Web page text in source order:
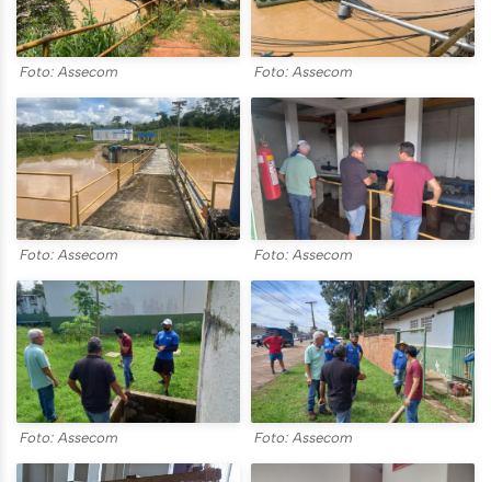
Foto: Assecom Foto: Assecom
Foto: Assecom Foto: Assecom
Foto: Assecom Foto: Assecom